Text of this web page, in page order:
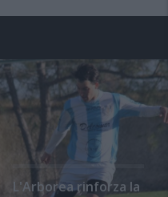
L'Arborea rinforza la